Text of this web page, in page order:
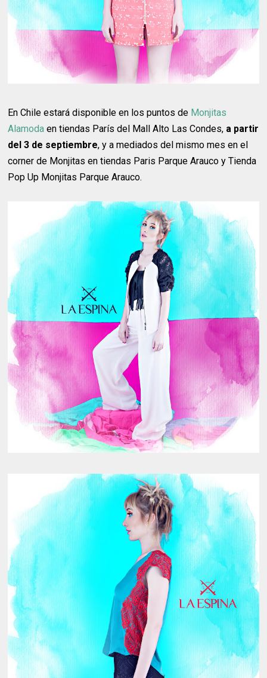
En Chile estará disponible en los puntos de Monjitas
Alamoda en tiendas París del Mall Alto Las Condes, a partir
del 3 de septiembre, y a mediados del mismo mes en el
corner de Monjitas en tiendas Paris Parque Arauco y Tienda
Pop Up Monjitas Parque Arauco.